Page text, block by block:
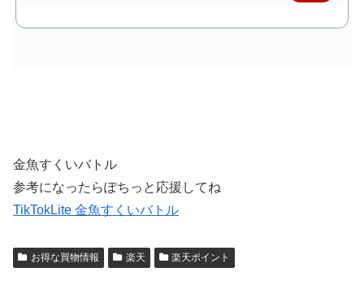
金魚すくいバトル
参考になったらぽちっと応援してね
TikTokLite 金魚すくいバトル
お得な買物情報 楽天 楽天ポイント